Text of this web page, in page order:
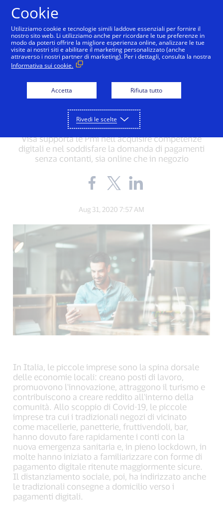
GLOBAL MATTERS
Pmi tra resilienza e
trasformazione digitale
In collaborazione con i principali player del settore,
Visa supporta le Pmi nell’acquisire competenze
digitali e nel soddisfare la domanda di pagamenti
senza contanti, sia online che in negozio
Share
the
on
Facebook
link,
window).
Share
the
on
Twitter
link,
open
on
LinkedIn
open
Aug 31, 2020 7:57 AM
In Italia, le piccole imprese sono la spina dorsale
delle economie locali: creano posti di lavoro,
promuovono l'innovazione, attraggono il turismo e
contribuiscono a creare reddito all'interno della
comunità. Allo scoppio di Covid-19, le piccole
imprese tra cui i tradizionali negozi di vicinato
come macellerie, panetterie, fruttivendoli, bar,
hanno dovuto fare rapidamente i conti con la
nuova emergenza sanitaria e, in pieno lockdown, in
molte hanno iniziato a familiarizzare con forme di
pagamento digitale ritenute maggiormente sicure.
Il distanziamento sociale, poi, ha indirizzato anche
le tradizionali consegne a domicilio verso i
pagamenti digitali.
Cookie
Utilizziamo cookie e tecnologie simili laddove essenziali per fornire il
nostro sito web. Li utilizziamo anche per ricordare le tue preferenze in
modo da poterti offrire la migliore esperienza online, analizzare le tue
visite ai nostri siti e abilitare il marketing personalizzato (anche
attraverso i nostri partner di marketing). Per i dettagli, consulta la nostra
Informativa sui cookie.
Accetta Rifiuta tutto
Rivedi le scelte